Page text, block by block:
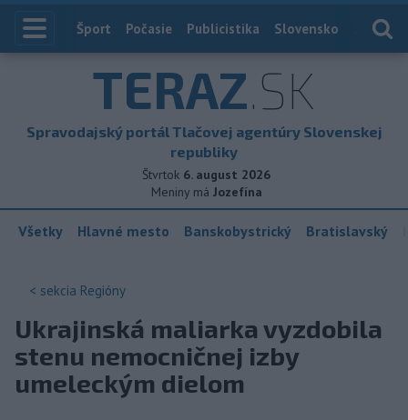
Index
Šport Počasie Publicistika Slovensko
TERAZ.SK
Spravodajský portál Tlačovej agentúry Slovenskej
republiky
Štvrtok 6. august 2026
Meniny má Jozefína
Všetky Hlavné mesto Banskobystrický Bratislavský
< sekcia Regióny
Ukrajinská maliarka vyzdobila
stenu nemocničnej izby
umeleckým dielom